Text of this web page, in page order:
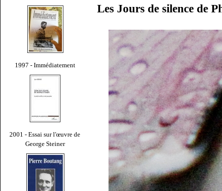
1997 - Immédiatement
2001 - Essai sur l'œuvre de
George Steiner
Les Jours de silence de